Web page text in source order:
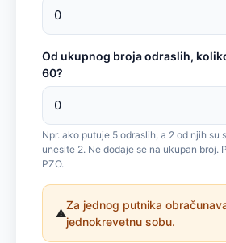
Od ukupnog broja odraslih,
60?
Npr. ako putuje 5 odraslih, a 2 od njih
unesite 2. Ne dodaje se na ukupan broj.
PZO.
⚠️
Za jednog putnika
jednokrevetnu sobu.